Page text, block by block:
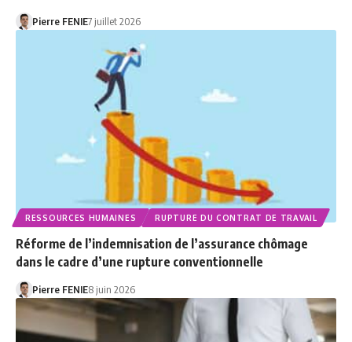
Pierre FENIE7 juillet 2026
RESSOURCES HUMAINES RUPTURE DU CONTRAT DE TRAVAIL
Réforme de l’indemnisation de l’assurance chômage
dans le cadre d’une rupture conventionnelle
Pierre FENIE8 juin 2026